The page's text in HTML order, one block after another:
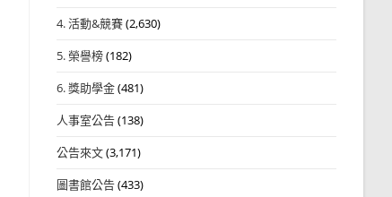
4. 活動&競賽(2,630)
5. 榮譽榜(182)
6. 獎助學金(481)
人事室公告(138)
公告來文(3,171)
圖書館公告(433)